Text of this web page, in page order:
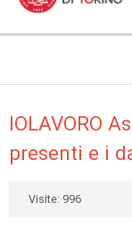
IOLAVORO
presenti e i
Visite: 996